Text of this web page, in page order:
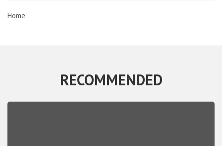
Home
RECOMMENDED